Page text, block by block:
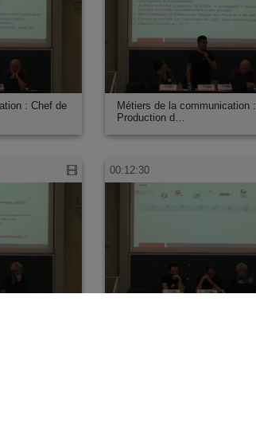
: Chef de
Métiers de la communication :
Production d…
00:12:30